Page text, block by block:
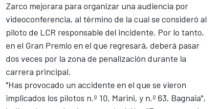
Zarco mejorara para organizar una audiencia por
videoconferencia, al término de la cual se consideró al
piloto de LCR responsable del incidente. Por lo tanto,
en el Gran Premio en el que regresará, deberá pasar
dos veces por la zona de penalización durante la
carrera principal.
"Has provocado un accidente en el que se vieron
implicados los pilotos n.º 10, Marini, y n.º 63, Bagnaia",